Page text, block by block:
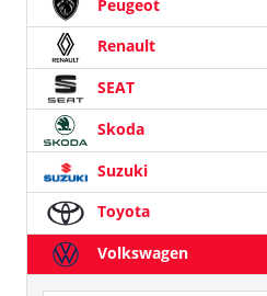
Peugeot
Renault
SEAT
Skoda
Suzuki
Toyota
Volkswagen